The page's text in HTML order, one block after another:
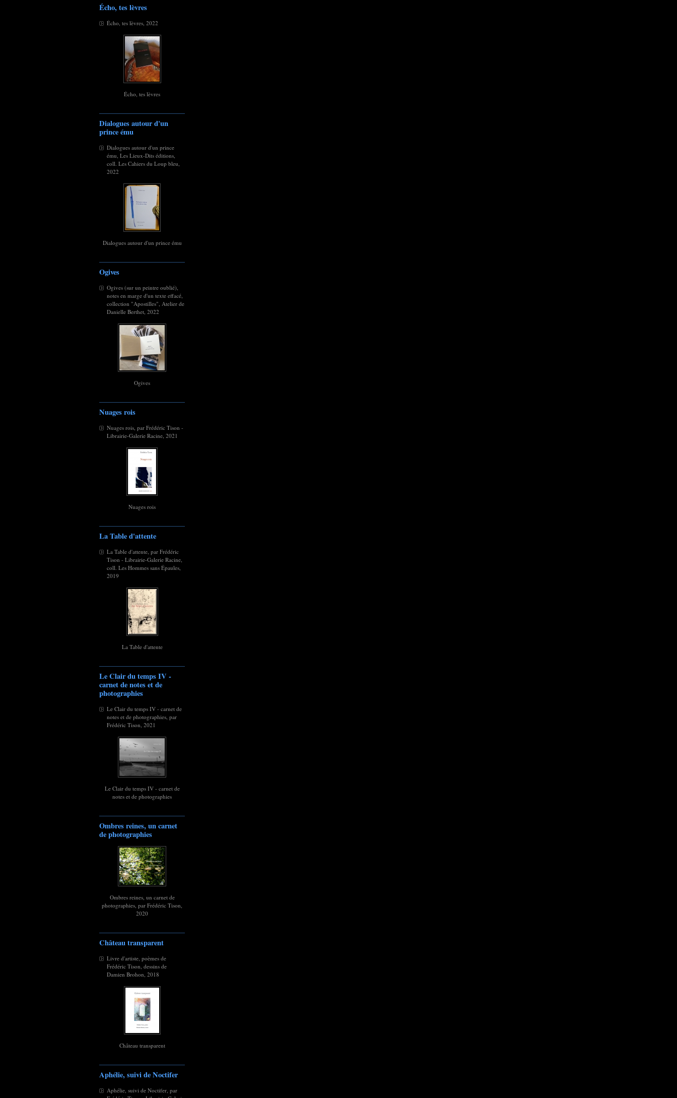
Écho, tes lèvres
Écho, tes lèvres, 2022
Écho, tes lèvres
Dialogues autour d'un
prince ému
Dialogues autour d'un prince
ému, Les Lieux-Dits éditions,
coll. Les Cahiers du Loup bleu,
2022
Dialogues autour d'un prince ému
Ogives
Ogives (sur un peintre oublié),
notes en marge d'un texte effacé,
collection "Apostilles", Atelier de
Danielle Berthet, 2022
Ogives
Nuages rois
Nuages rois, par Frédéric Tison -
Librairie-Galerie Racine, 2021
Nuages rois
La Table d'attente
La Table d'attente, par Frédéric
Tison - Librairie-Galerie Racine,
coll. Les Hommes sans Épaules,
2019
La Table d'attente
Le Clair du temps IV -
carnet de notes et de
photographies
Le Clair du temps IV - carnet de
notes et de photographies, par
Frédéric Tison, 2021
Le Clair du temps IV - carnet de
notes et de photographies
Ombres reines, un carnet
de photographies
Ombres reines, un carnet de
photographies, par Frédéric Tison,
2020
Château transparent
Livre d'artiste, poèmes de
Frédéric Tison, dessins de
Damien Brohon, 2018
Château transparent
Aphélie, suivi de Noctifer
Aphélie, suivi de Noctifer, par